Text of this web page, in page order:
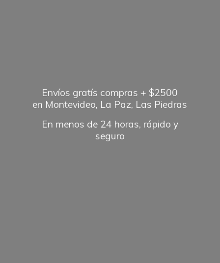
Envíos gratís compras + $2500
en Montevideo, La Paz, Las Piedras
En menos de 24 horas, rápido y
seguro